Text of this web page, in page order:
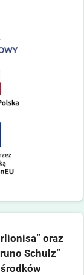
oraz
Schulz”